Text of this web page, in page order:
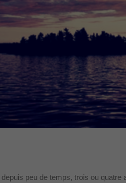
peu de temps, trois ou